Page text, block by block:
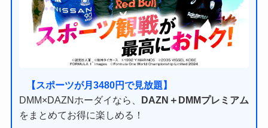
【スポーツが月3480円で見放題】
DMM×DAZNホーダイなら、
DAZN＋DMMプレミアム
をまとめてお得に楽しめる！